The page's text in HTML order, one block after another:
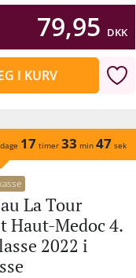
79,95 DKK
I KURV
dage 17 timer 33 min 47 sek
La Tour
Haut-Medoc 4.
2022 i